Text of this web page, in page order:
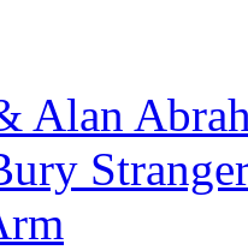
Alan